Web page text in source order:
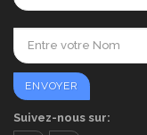
Suivez-nous sur: